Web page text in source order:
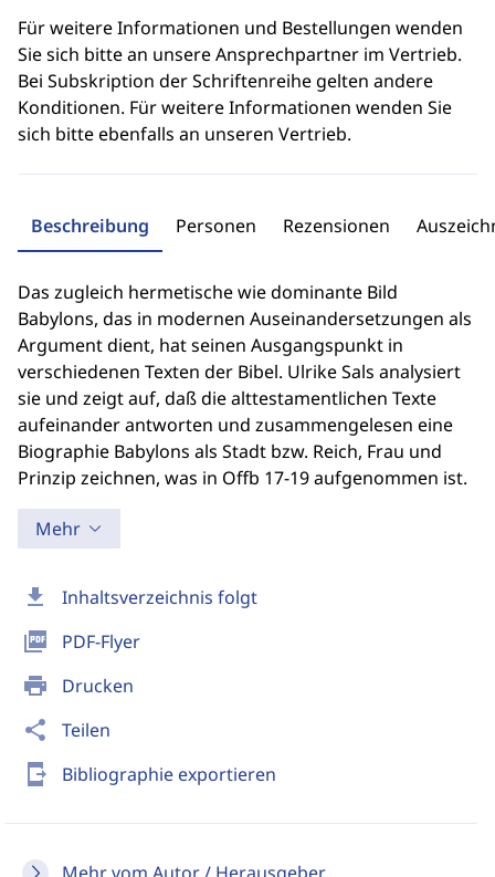
download Inhaltsverzeichnis folgt
picture_as_pdf PDF-Flyer
print Drucken
share Teilen
send_to_mobile Bibliographie exportieren
Für weitere Informationen und Bestellungen wenden
Sie sich bitte an unsere Ansprechpartner im Vertrieb.
Bei Subskription der Schriftenreihe gelten andere
Konditionen. Für weitere Informationen wenden Sie
sich bitte ebenfalls an unseren Vertrieb.
Beschreibung Personen Rezensionen
Das zugleich hermetische wie dominante Bild
Babylons, das in modernen Auseinandersetzungen als
Argument dient, hat seinen Ausgangspunkt in
verschiedenen Texten der Bibel. Ulrike Sals analysiert
sie und zeigt auf, daß die alttestamentlichen Texte
aufeinander antworten und zusammengelesen eine
Biographie Babylons als Stadt bzw. Reich, Frau und
Prinzip zeichnen, was in Offb 17-19 aufgenommen ist.
Mehr